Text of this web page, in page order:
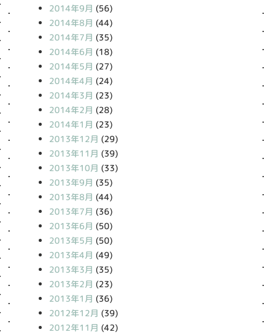
2014年9月 (56)
2014年8月 (44)
2014年7月 (35)
2014年6月 (18)
2014年5月 (27)
2014年4月 (24)
2014年3月 (23)
2014年2月 (28)
2014年1月 (23)
2013年12月 (29)
2013年11月 (39)
2013年10月 (33)
2013年9月 (35)
2013年8月 (44)
2013年7月 (36)
2013年6月 (50)
2013年5月 (50)
2013年4月 (49)
2013年3月 (35)
2013年2月 (23)
2013年1月 (36)
2012年12月 (39)
2012年11月 (42)